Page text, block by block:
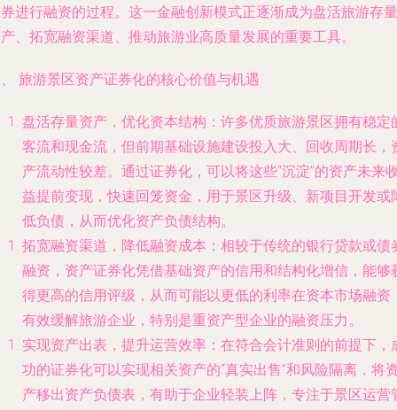
进行融资的过程。这一金融创新模式正逐渐成为盘活旅游存量
、拓宽融资渠道、推动旅游业高质量发展的重要工具。
旅游景区资产证券化的核心价值与机遇
盘活存量资产，优化资本结构 ：许多优质旅游景区拥有稳定
客流和现金流，但前期基础设施建设投入大、回收周期长，
产流动性较差。通过证券化，可以将这些“沉淀”的资产未来
益提前变现，快速回笼资金，用于景区升级、新项目开发或
低负债，从而优化资产负债结构。
拓宽融资渠道，降低融资成本 ：相较于传统的银行贷款或债
融资，资产证券化凭借基础资产的信用和结构化增信，能够
得更高的信用评级，从而可能以更低的利率在资本市场融资
有效缓解旅游企业，特别是重资产型企业的融资压力。
实现资产出表，提升运营效率 ：在符合会计准则的前提下，
功的证券化可以实现相关资产的“真实出售”和风险隔离，将
产移出资产负债表，有助于企业轻装上阵，专注于景区运营